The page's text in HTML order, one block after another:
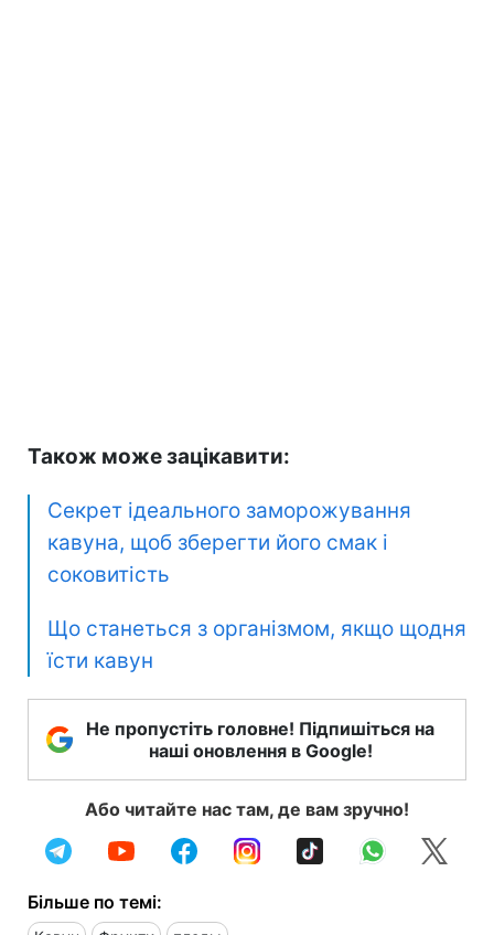
Також може зацікавити:
Секрет ідеального заморожування
кавуна, щоб зберегти його смак і
соковитість
Що станеться з організмом, якщо щодня
їсти кавун
Не пропустіть головне! Підпишіться на
наші оновлення в Google!
Або читайте нас там, де вам зручно!
Більше по темі: